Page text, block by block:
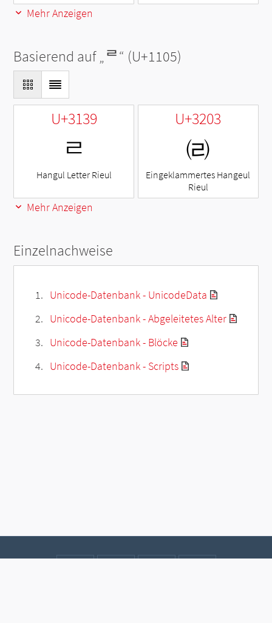
Mehr Anzeigen
Basierend auf „ᄅ“ (U+1105)
U+3139
ㄹ
Hangul Letter Rieul
U+3203
㈃
Eingeklammertes Hangeul
Rieul
Mehr Anzeigen
Einzelnachweise
Unicode-Datenbank - UnicodeData
Unicode-Datenbank - Abgeleitetes Alter
Unicode-Datenbank - Blöcke
Unicode-Datenbank - Scripts